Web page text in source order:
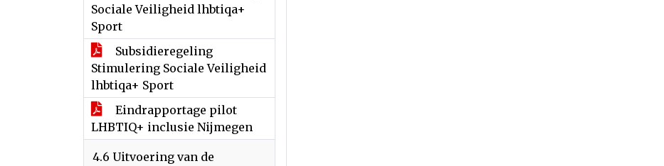
Sociale Veiligheid lhbtiqa+
Sport
Subsidieregeling
Stimulering Sociale Veiligheid
lhbtiqa+ Sport
Eindrapportage pilot
LHBTIQ+ inclusie Nijmegen
4.6 Uitvoering van de